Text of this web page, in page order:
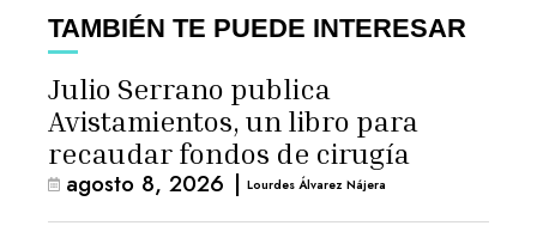
TAMBIÉN TE PUEDE INTERESAR
Julio Serrano publica
Avistamientos, un libro para
recaudar fondos de cirugía
agosto 8, 2026 | Lourdes Álvarez Nájera